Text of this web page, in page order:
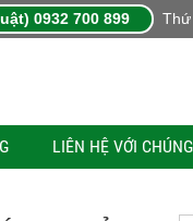
0932 700 899 Thứ
LIÊN HỆ VỚI